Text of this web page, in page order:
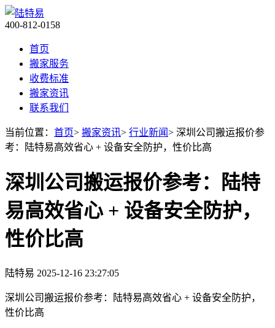
400-812-0158
首页
搬家服务
收费标准
搬家资讯
联系我们
当前位置： 首页> 搬家资讯> 行业新闻> 深圳公司搬运报价参
考：陆特易高效省心 + 设备安全防护，性价比高
深圳公司搬运报价参考：陆特
易高效省心 + 设备安全防护，
性价比高
陆特易 2025-12-16 23:27:05
深圳公司搬运报价参考：陆特易高效省心 + 设备安全防护，
性价比高